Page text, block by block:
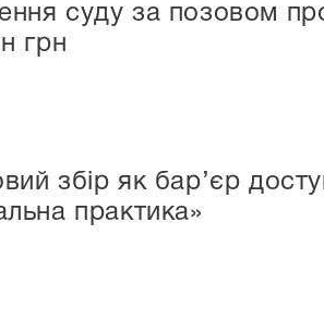
суду за позовом
грн
збір як бар’єр
практика»